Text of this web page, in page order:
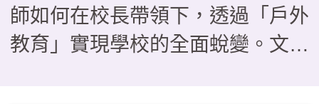
師如何在校長帶領下，透過「戶外
教育」實現學校的全面蛻變。文章